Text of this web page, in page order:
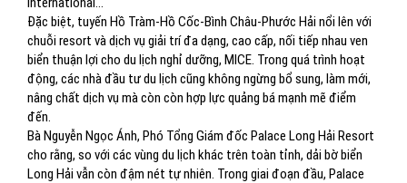
Đặc biệt, tuyến Hồ Tràm-Hồ Cốc-Bình Châu-Phước Hải nổi lên với
chuỗi resort và dịch vụ giải trí đa dạng, cao cấp, nối tiếp nhau ven
biển thuận lợi cho du lịch nghỉ dưỡng, MICE. Trong quá trình hoạt
động, các nhà đầu tư du lịch cũng không ngừng bổ sung, làm mới,
nâng chất dịch vụ mà còn còn hợp lực quảng bá mạnh mẽ điểm
đến.
Bà Nguyễn Ngọc Ánh, Phó Tổng Giám đốc Palace Long Hải Resort
cho rằng, so với các vùng du lịch khác trên toàn tỉnh, dải bờ biển
Long Hải vẫn còn đậm nét tự nhiên. Trong giai đoạn đầu, Palace